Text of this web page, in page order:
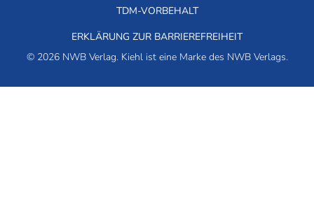
© 2026 NWB Verlag. Kiehl ist eine Marke des NWB Verlags.
TDM-VORBEHALT
ERKLÄRUNG ZUR BARRIEREFREIHEIT